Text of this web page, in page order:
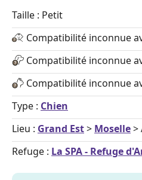
Taille : Petit
Compatibilité inconnue
Compatibilité inconnue
Compatibilité inconnue
Type : Chien
Lieu : Grand Est> Moselle>
Refuge : La SPA - Refuge